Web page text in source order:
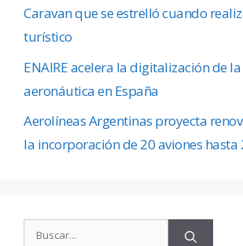
Caravan que se estrelló cuando
turístico
ENAIRE acelera la digitalización de
aeronáutica en España
Aerolíneas Argentinas proyecta
la incorporación de 20 aviones hasta